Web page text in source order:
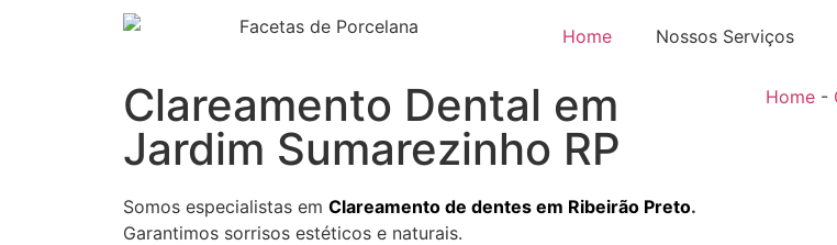
Home Nossos Serviços
Clareamento Dental em
Jardim Sumarezinho RP
Somos especialistas em Clareamento de dentes em Ribeirão Preto.
Garantimos sorrisos estéticos e naturais.
Home -